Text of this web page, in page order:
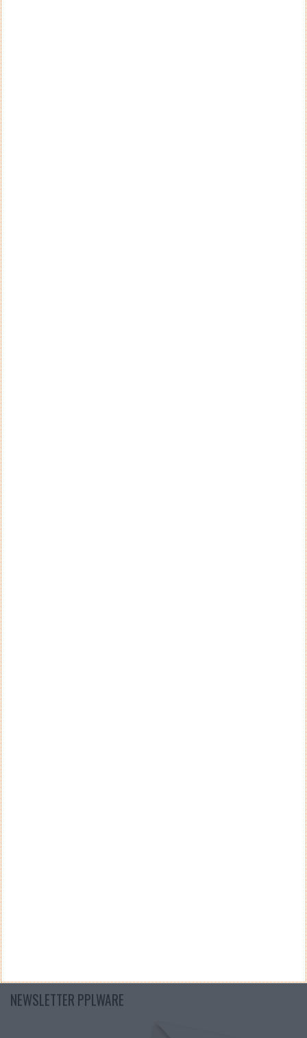
NEWSLETTER PPLWARE